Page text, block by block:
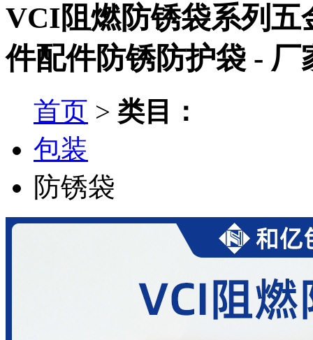
VCI阻燃防锈袋系列五
件配件防锈防护袋 - 厂
首页 > 类目：
包装
防锈袋